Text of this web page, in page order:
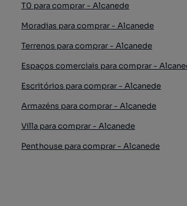
T0 para comprar - Alcanede
Moradias para comprar - Alcanede
Terrenos para comprar - Alcanede
Espaços comerciais para comprar -
Escritórios para comprar - Alcanede
Armazéns para comprar - Alcanede
Villa para comprar - Alcanede
Penthouse para comprar - Alcanede